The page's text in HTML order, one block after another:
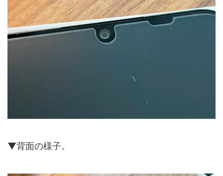
▼背面の様子。